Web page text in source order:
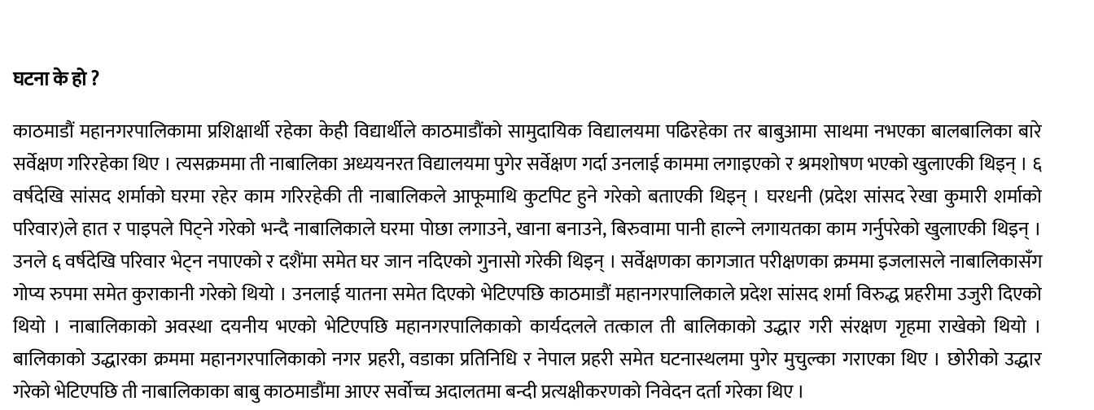
घटना के हो ?
काठमाडौं महानगरपालिकामा प्रशिक्षार्थी रहेका केही विद्यार्थीले काठमाडौंको सामुदायिक विद्यालयमा पढिरहेका तर बाबुआमा साथमा नभएका बालबालिका बारे
सर्वेक्षण गरिरहेका थिए । त्यसक्रममा ती नाबालिका अध्ययनरत विद्यालयमा पुगेर सर्वेक्षण गर्दा उनलाई काममा लगाइएको र श्रमशोषण भएको खुलाएकी थिइन् । ६
वर्षदेखि सांसद शर्माको घरमा रहेर काम गरिरहेकी ती नाबालिकले आफूमाथि कुटपिट हुने गरेको बताएकी थिइन् । घरधनी (प्रदेश सांसद रेखा कुमारी शर्माको
परिवार)ले हात र पाइपले पिट्ने गरेको भन्दै नाबालिकाले घरमा पोछा लगाउने, खाना बनाउने, बिरुवामा पानी हाल्ने लगायतका काम गर्नुपरेको खुलाएकी थिइन् ।
उनले ६ वर्षदेखि परिवार भेट्न नपाएको र दशैंमा समेत घर जान नदिएको गुनासो गरेकी थिइन् । सर्वेक्षणका कागजात परीक्षणका क्रममा इजलासले नाबालिकासँग
गोप्य रुपमा समेत कुराकानी गरेको थियो । उनलाई यातना समेत दिएको भेटिएपछि काठमाडौं महानगरपालिकाले प्रदेश सांसद शर्मा विरुद्ध प्रहरीमा उजुरी दिएको
थियो । नाबालिकाको अवस्था दयनीय भएको भेटिएपछि महानगरपालिकाको कार्यदलले तत्काल ती बालिकाको उद्धार गरी संरक्षण गृहमा राखेको थियो ।
बालिकाको उद्धारका क्रममा महानगरपालिकाको नगर प्रहरी, वडाका प्रतिनिधि र नेपाल प्रहरी समेत घटनास्थलमा पुगेर मुचुल्का गराएका थिए । छोरीको उद्धार
गरेको भेटिएपछि ती नाबालिकाका बाबु काठमाडौंमा आएर सर्वोच्च अदालतमा बन्दी प्रत्यक्षीकरणको निवेदन दर्ता गरेका थिए ।